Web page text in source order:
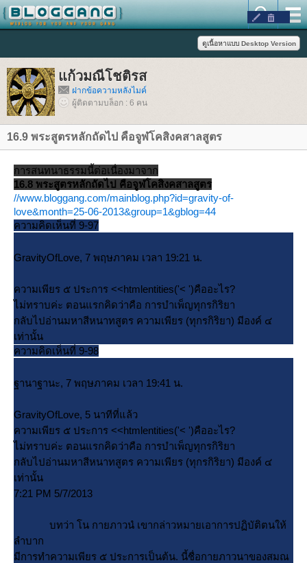
ก้วมณีโชติรส
ฝากข้อความหลังไมค์
ผู้ติดตามบล็อก : 6 คน
16.9 พระสูตรหลักถัดไป คือจูฬโคสิงคสาลสูตร
การสนทนาธรรมนี้ต่อเนื่องมาจาก
16.8 พระสูตรหลักถัดไป คือจูฬโคสิงคสาลสูตร
//www.bloggang.com/mainblog.php?id=gravity-of-
love&month=25-06-2013&group=1&gblog=44
ความคิดเห็นที่ 9-97
GravityOfLove, 7 พฤษภาคม เวลา 19:21 น.
ความเพียร ๕ ประการ <<htmlentities('< ')คืออะไร?
ไม่ทราบค่ะ ตอนแรกคิดว่าคือ การบำเพ็ญทุกรกิริยา
กลับไปอ่านมหาสีหนาทสูตร ความเพียร (ทุกรกิริยา) มีองค์ ๔
เท่านั้น
ความคิดเห็นที่ 9-98
ฐานาฐานะ, 7 พฤษภาคม เวลา 19:41 น.
GravityOfLove, 5 นาทีที่แล้ว
ความเพียร ๕ ประการ <<htmlentities('< ')คืออะไร?
ไม่ทราบค่ะ ตอนแรกคิดว่าคือ การบำเพ็ญทุกรกิริยา
กลับไปอ่านมหาสีหนาทสูตร ความเพียร (ทุกรกิริยา) มีองค์ ๔
เท่านั้น
7:21 PM 5/7/2013
บทว่า โน กายภาวนํ เขากล่าวหมายเอาการปฏิบัติตนให้
ลำบาก
มีการทำความเพียร ๕ ประการเป็นต้น. นี้ชื่อกายภาวนาของสมณ